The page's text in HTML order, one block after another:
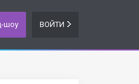
шоу ВОЙТИ